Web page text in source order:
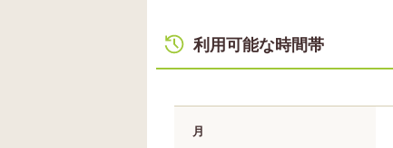
利用可能な時間帯
月